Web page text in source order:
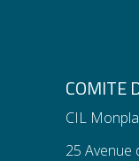
COMITE
CIL
25 Avenue